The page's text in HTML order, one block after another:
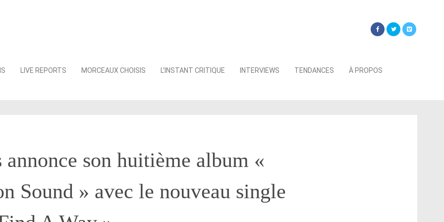
LIVE REPORTS MORCEAUX CHOISIS L’INSTANT CRITIQUE INTERVIEWS TENDANCES À PROPOS
annonce son huitième album «
Sound » avec le nouveau single